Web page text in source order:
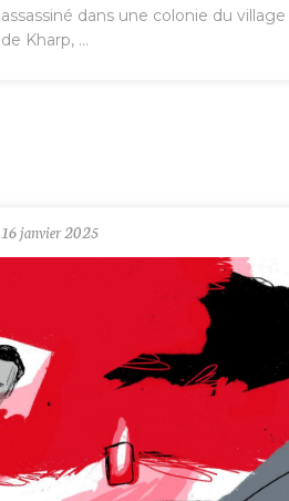
assassiné dans une colonie du
de Kharp, ...
16 janvier 2025